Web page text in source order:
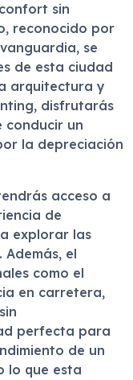
sin
reconocido por
se
de esta ciudad
arquitectura y
disfrutarás
conducir un
la depreciación
acceso a
de
explorar las
Además, el
como el
en carretera,
perfecta para
de un
lo que esta